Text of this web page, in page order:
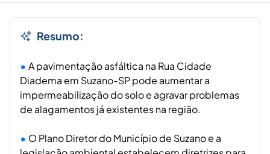
Resumo:
A pavimentação asfáltica na Rua Cidade
Diadema em Suzano-SP pode aumentar a
impermeabilização do solo e agravar problemas
de alagamentos já existentes na região.
O Plano Diretor do Município de Suzano e a